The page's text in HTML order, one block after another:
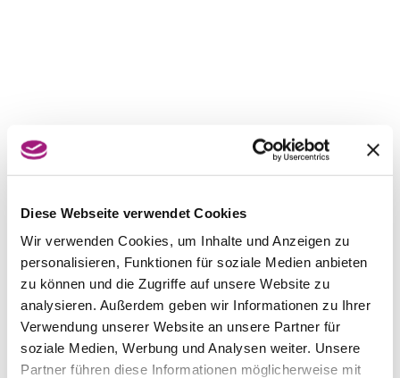
Diese Webseite verwendet Cookies
Wir verwenden Cookies, um Inhalte und Anzeigen zu
personalisieren, Funktionen für soziale Medien anbieten
zu können und die Zugriffe auf unsere Website zu
analysieren. Außerdem geben wir Informationen zu Ihrer
Verwendung unserer Website an unsere Partner für
soziale Medien, Werbung und Analysen weiter. Unsere
Partner führen diese Informationen möglicherweise mit